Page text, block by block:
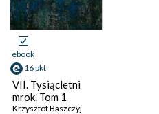
ebook
16 pkt
VII. Tysiącletni
mrok. Tom 1
Krzysztof Baszczyj